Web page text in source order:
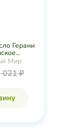
Герани
Мир
021 ₽